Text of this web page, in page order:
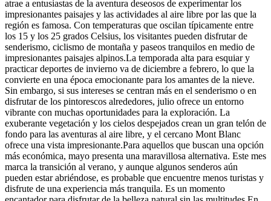
atrae a entusiastas de la aventura deseosos de experimentar los
impresionantes paisajes y las actividades al aire libre por las que la
región es famosa. Con temperaturas que oscilan típicamente entre
los 15 y los 25 grados Celsius, los visitantes pueden disfrutar de
senderismo, ciclismo de montaña y paseos tranquilos en medio de
impresionantes paisajes alpinos.La temporada alta para esquiar y
practicar deportes de invierno va de diciembre a febrero, lo que la
convierte en una época emocionante para los amantes de la nieve.
Sin embargo, si sus intereses se centran más en el senderismo o en
disfrutar de los pintorescos alrededores, julio ofrece un entorno
vibrante con muchas oportunidades para la exploración. La
exuberante vegetación y los cielos despejados crean un gran telón de
fondo para las aventuras al aire libre, y el cercano Mont Blanc
ofrece una vista impresionante.Para aquellos que buscan una opción
más económica, mayo presenta una maravillosa alternativa. Este mes
marca la transición al verano, y aunque algunos senderos aún
pueden estar abriéndose, es probable que encuentre menos turistas y
disfrute de una experiencia más tranquila. Es un momento